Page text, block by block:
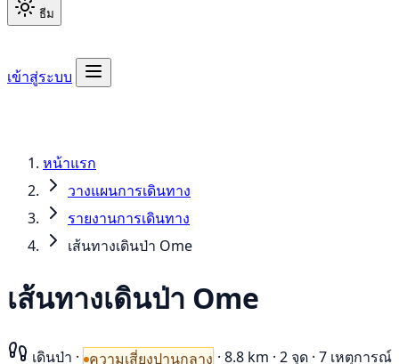
ธีม
เข้าสู่ระบบ
หน้าแรก
วางแผนการเดินทาง
รายงานการเดินทาง
เส้นทางเดินป่า Ome
เส้นทางเดินป่า Ome
เดินป่า · ความเสี่ยงปานกลาง · 8.8 km · 2 จุด · 7 เหตุการณ์